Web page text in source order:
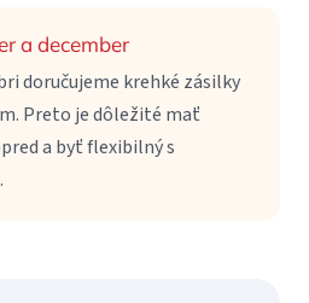
a december
doručujeme krehké zásilky
Preto je dôležité mať
a byť flexibilný s